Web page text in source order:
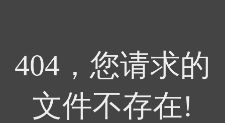
404，您请求的
文件不存在!